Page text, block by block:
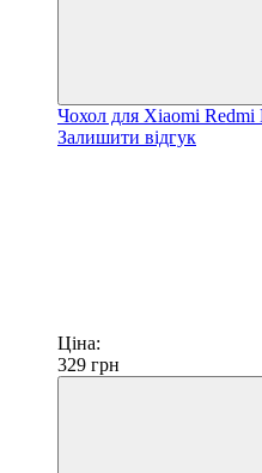
Чохол для Xiaomi Redmi
Залишити відгук
Ціна:
329 грн